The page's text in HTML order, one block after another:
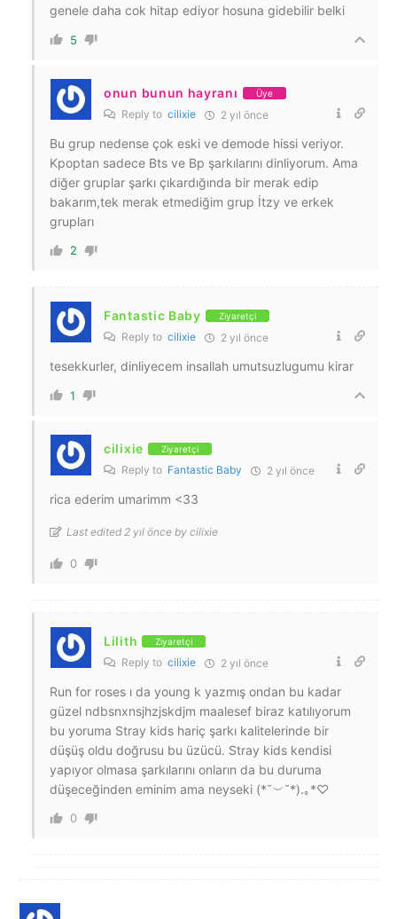
genele daha cok hitap ediyor hosuna gidebilir belki
5
onun bunun hayranı Üye
Reply to cilixie 2 yıl önce
Bu grup nedense çok eski ve demode hissi veriyor.
Kpoptan sadece Bts ve Bp şarkılarını dinliyorum. Ama
diğer gruplar şarkı çıkardığında bir merak edip
bakarım,tek merak etmediğim grup İtzy ve erkek
grupları
2
Fantastic Baby Ziyaretçi
Reply to cilixie 2 yıl önce
tesekkurler, dinliyecem insallah umutsuzlugumu kirar
1
cilixie Ziyaretçi
Reply to Fantastic Baby 2 yıl önce
rica ederim umarimm <33
Last edited 2 yıl önce by cilixie
0
Lilith Ziyaretçi
Reply to cilixie 2 yıl önce
Run for roses ı da young k yazmış ondan bu kadar
güzel ndbsnxnsjhzjskdjm maalesef biraz katılıyorum
bu yoruma Stray kids hariç şarkı kalitelerinde bir
düşüş oldu doğrusu bu üzücü. Stray kids kendisi
yapıyor olmasa şarkılarını onların da bu duruma
düşeceğinden eminim ama neyseki (⁠*⁠˘⁠︶⁠˘⁠*⁠)⁠.⁠｡⁠*⁠♡
0